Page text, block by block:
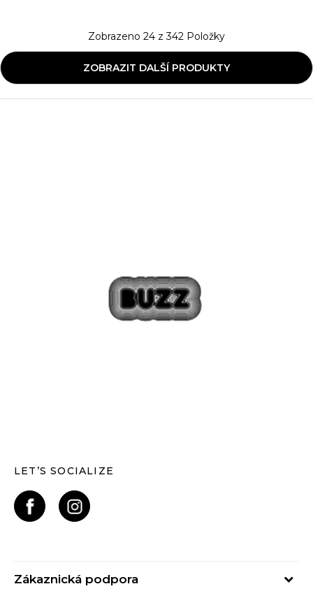
Zobrazeno 24 z342 Položky
ZOBRAZIT DALŠÍ PRODUKTY
LET’S SOCIALIZE
Zákaznická podpora